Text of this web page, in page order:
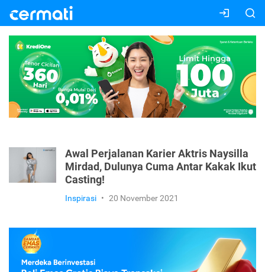
Awal Perjalanan Karier Aktris Naysilla
Mirdad, Dulunya Cuma Antar Kakak Ikut
Casting!
Inspirasi • 20 November 2021